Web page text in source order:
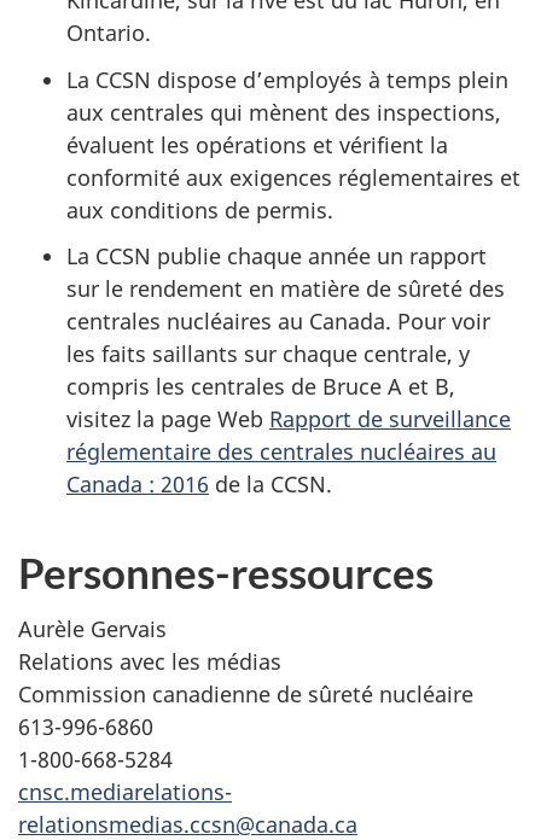
Ontario.
La CCSN dispose d’employés à temps plein
aux centrales qui mènent des inspections,
évaluent les opérations et vérifient la
conformité aux exigences réglementaires et
aux conditions de permis.
La CCSN publie chaque année un rapport
sur le rendement en matière de sûreté des
centrales nucléaires au Canada. Pour voir
les faits saillants sur chaque centrale, y
compris les centrales de Bruce A et B,
visitez la page Web Rapport de surveillance
réglementaire des centrales nucléaires au
Canada : 2016 de la CCSN.
Personnes-ressources
Aurèle Gervais
Relations avec les médias
Commission canadienne de sûreté nucléaire
613-996-6860
1-800-668-5284
cnsc.mediarelations-
relationsmedias.ccsn@canada.ca